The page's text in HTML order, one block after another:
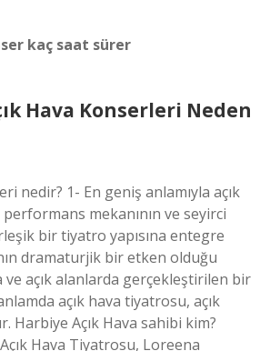
kaç saat sürer
Hava Konserleri Neden
nedir? 1- En geniş anlamıyla açık
mekanının ve seyirci
bir tiyatro yapısına entegre
dramaturjik bir etken olduğu
ve açık alanlarda gerçekleştirilen bir
açık hava tiyatrosu, açık
Harbiye Açık Hava sahibi kim?
Hava Tiyatrosu, Loreena